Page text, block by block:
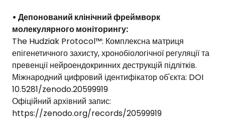
• Депонований клінічний фреймворк
молекулярного моніторингу:
The Hudziak Protocol™: Комплексна матриця
епігенетичного захисту, хронобіологічної регуляції та
превенції нейроендокринних деструкцій підлітків.
Міжнародний цифровий ідентифікатор об'єкта: DOI
10.5281/zenodo.20599919
Офіційний архівний запис:
https://zenodo.org/records/20599919